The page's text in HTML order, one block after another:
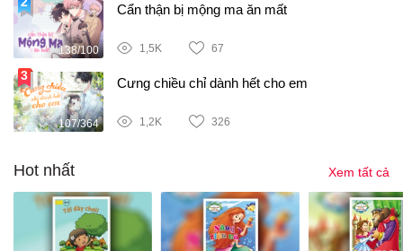
138/100
Cẩn thận bị mộng ma ăn mất
1,5K 67
107/364
Cưng chiều chỉ dành hết cho em
1,2K 326
Hot nhất Xem tất cả